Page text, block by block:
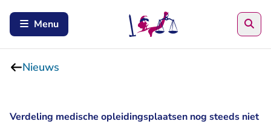
Menu
Nieuws
Verdeling medische opleidingsplaatsen nog steeds niet